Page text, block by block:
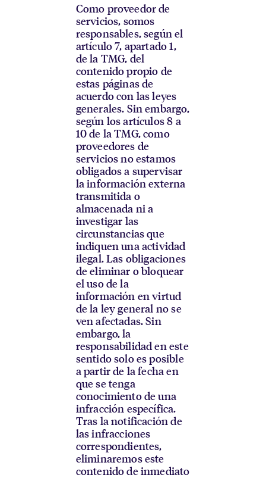
Como proveedor de
servicios, somos
responsables, según el
artículo 7, apartado 1,
de la TMG, del
contenido propio de
estas páginas de
acuerdo con las leyes
generales. Sin embargo,
según los artículos 8 a
10 de la TMG, como
proveedores de
servicios no estamos
obligados a supervisar
la información externa
transmitida o
almacenada ni a
investigar las
circunstancias que
indiquen una actividad
ilegal. Las obligaciones
de eliminar o bloquear
el uso de la
información en virtud
de la ley general no se
ven afectadas. Sin
embargo, la
responsabilidad en este
sentido solo es posible
a partir de la fecha en
que se tenga
conocimiento de una
infracción específica.
Tras la notificación de
las infracciones
correspondientes,
eliminaremos este
contenido de inmediato